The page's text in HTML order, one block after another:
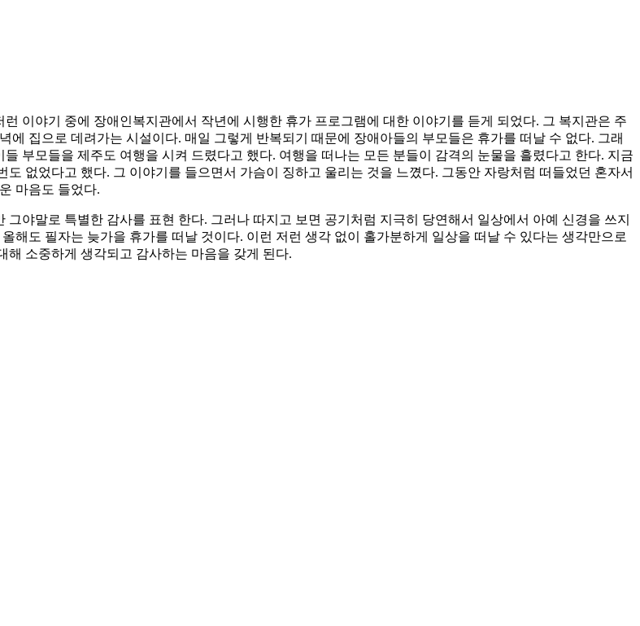
이야기 중에 장애인복지관에서 작년에 시행한 휴가 프로그램에 대한 이야기를 듣게 되었다. 그 복지관은 주
집으로 데려가는 시설이다. 매일 그렇게 반복되기 때문에 장애아들의 부모들은 휴가를 떠날 수 없다. 그래
부모들을 제주도 여행을 시켜 드렸다고 했다. 여행을 떠나는 모든 분들이 감격의 눈물을 흘렸다고 한다. 지금
없었다고 했다. 그 이야기를 들으면서 가슴이 징하고 울리는 것을 느꼈다. 그동안 자랑처럼 떠들었던 혼자서
마음도 들었다.
야말로 특별한 감사를 표현 한다. 그러나 따지고 보면 공기처럼 지극히 당연해서 일상에서 아예 신경을 쓰지
해도 필자는 늦가을 휴가를 떠날 것이다. 이런 저런 생각 없이 홀가분하게 일상을 떠날 수 있다는 생각만으로
소중하게 생각되고 감사하는 마음을 갖게 된다.